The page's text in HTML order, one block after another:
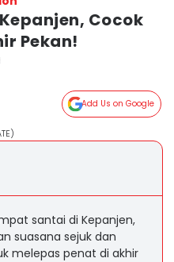
Cocok
Pekan!
Add Us on Google
santai di Kepanjen,
suasana sejuk dan
melepas penat di akhir